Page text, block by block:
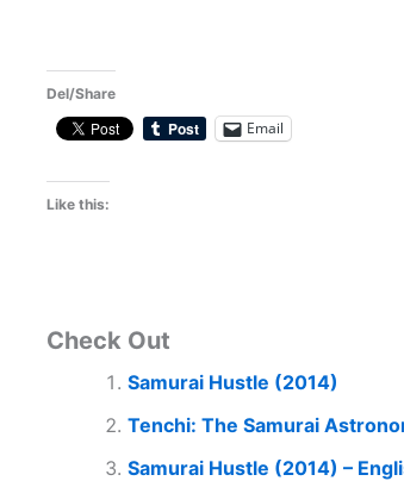
Del/Share
Email
Like this:
Check Out
Samurai Hustle (2014)
Tenchi: The Samurai
Samurai Hustle (2014) –